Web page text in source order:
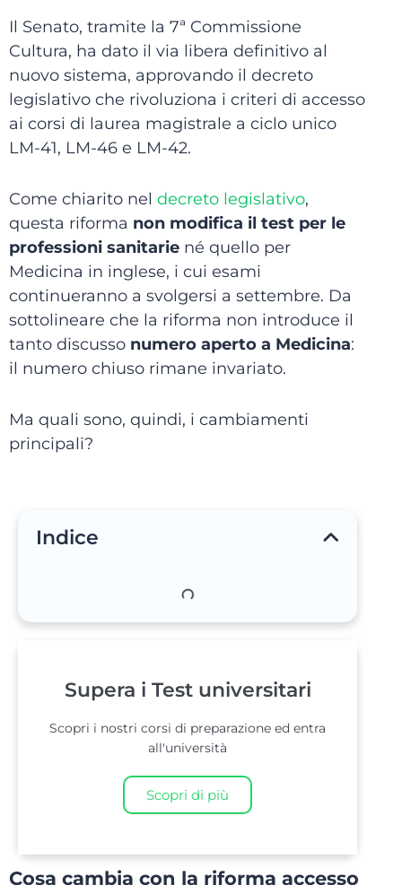
Il Senato, tramite la 7ª Commissione
Cultura, ha dato il via libera definitivo al
nuovo sistema, approvando il decreto
legislativo che rivoluziona i criteri di accesso
ai corsi di laurea magistrale a ciclo unico
LM-41, LM-46 e LM-42.
Come chiarito nel decreto legislativo,
questa riforma non modifica il test per le
professioni sanitarie né quello per
Medicina in inglese, i cui esami
continueranno a svolgersi a settembre. Da
sottolineare che la riforma non introduce il
tanto discusso numero aperto a Medicina:
il numero chiuso rimane invariato.
Ma quali sono, quindi, i cambiamenti
principali?
Indice
Supera i Test universitari
Scopri i nostri corsi di preparazione ed entra
all'università
Scopri di più
Cosa cambia con la riforma accesso